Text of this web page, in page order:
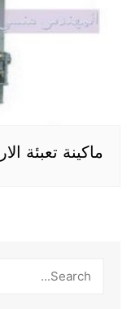
ماكينة تعبئة